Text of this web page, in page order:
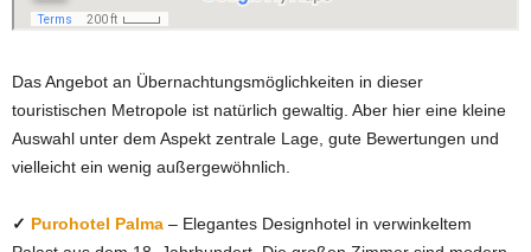
Das Angebot an Übernachtungsmöglichkeiten in dieser
touristischen Metropole ist natürlich gewaltig. Aber hier eine kleine
Auswahl unter dem Aspekt zentrale Lage, gute Bewertungen und
vielleicht ein wenig außergewöhnlich.
✓ Purohotel Palma – Elegantes Designhotel in verwinkeltem